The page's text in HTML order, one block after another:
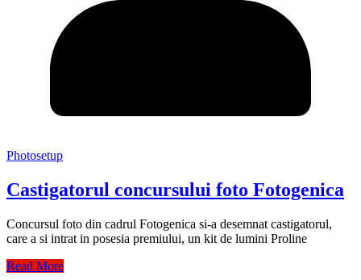
Photosetup
Castigatorul concursului foto Fotogenica
Concursul foto din cadrul Fotogenica si-a desemnat castigatorul,
care a si intrat in posesia premiului, un kit de lumini Proline
Read More